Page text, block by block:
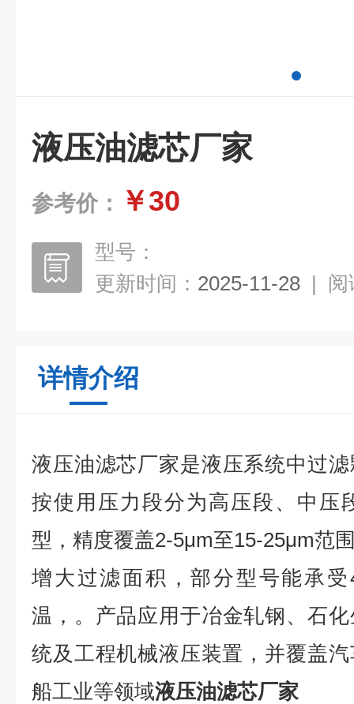
液压油滤芯厂家
参考价： ￥30
型号：
更新时间： 2025-11-28 | 阅
详情介绍
液压油滤芯厂家是液压系统中过
按使用压力段分为高压段、中压
型，精度覆盖2-5μm至15-25μm范
增大过滤面积，部分型号能承
温， 。产品应用于冶金轧钢、石
统及工程机械液压装置，并覆盖
船工业等领域液压油滤芯厂家